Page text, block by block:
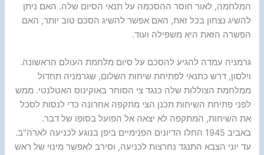
המלחמה, לאור חוסר ההסכמה על תנאי הסיום שלה. האם ניתן
להשיג נצחון בכל זאת, האם אפשר להשיג הסכם טוב יותר, האם
הפשרה הזאת היא משפילה ועוד.
גרמניה עמדה להגיע להסכם על סיום מלחמת העולם הראשונה.
וילסון, דרש כתנאי לפתיחת שיחות השלום, שגרמניה תחדול
ממלחמת הצוללות שלה כנגד צי הסוחר באוקינוס האטלנטי. ממש
לפני פתיחת השיחות תכנן הצי מתקפה אחרונה כדי לנסות לסכל
את השיחות, המתקפה לא יצאה אל הפועל בסופו של דבר.
באביב 1945 החלו הדיונים הפנימיים ביפן בנוגע לכניעה לארה"ב.
עד יוני הצבא התנגד נחרצות לכניעה, וסירב לאפשר מינוי של ראש